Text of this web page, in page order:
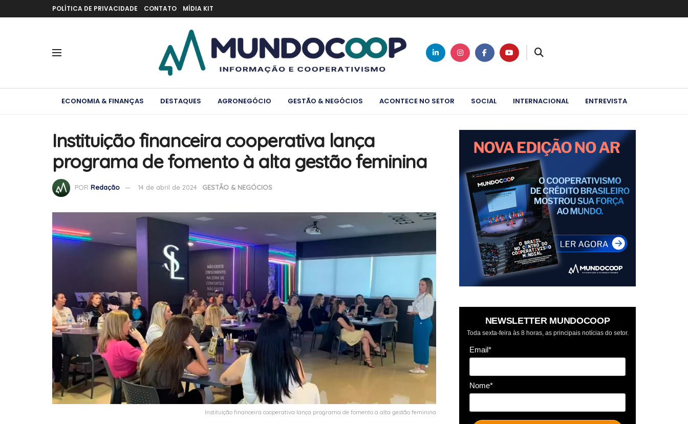
POLÍTICA DE PRIVACIDADE CONTATO MÍDIA KIT
ECONOMIA & FINANÇAS DESTAQUES AGRONEGÓCIO GESTÃO & NEGÓCIOS ACONTECE NO SETOR SOCIAL INTERNACIONAL ENTREVISTA
Instituição financeira cooperativa lança
programa de fomento à alta gestão feminina
POR Redação 14 de abril de 2024 GESTÃO & NEGÓCIOS
Instituição financeira cooperativa lança programa de fomento à alta gestão feminina
NEWSLETTER MUNDOCOOP
Toda sexta-feira às 8 horas, as principais notícias do setor.
Email*
Nome*